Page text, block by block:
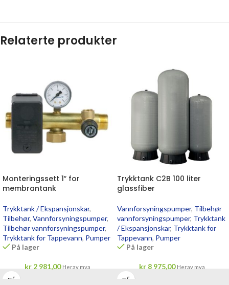
Relaterte produkter
Monteringssett 1″ for
membrantank
Trykktank / Ekspansjonskar,
Tilbehør, Vannforsyningspumper,
Tilbehør vannforsyningspumper,
Trykktank for Tappevann, Pumper
På lager
kr2 981,00 Herav mva
Trykktank C2B 100 liter
glassfiber
Vannforsyningspumper, Tilbehør
vannforsyningspumper, Trykktank
/ Ekspansjonskar, Trykktank for
Tappevann, Pumper
På lager
kr8 975,00 Herav mva